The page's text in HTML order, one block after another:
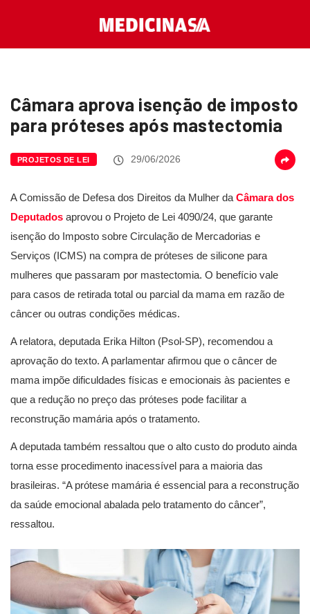
Câmara aprova isenção de imposto
para próteses após mastectomia
PROJETOS DE LEI 29/06/2026
A Comissão de Defesa dos Direitos da Mulher da Câmara dos
Deputados aprovou o Projeto de Lei 4090/24, que garante
isenção do Imposto sobre Circulação de Mercadorias e
Serviços (ICMS) na compra de próteses de silicone para
mulheres que passaram por mastectomia. O benefício vale
para casos de retirada total ou parcial da mama em razão de
câncer ou outras condições médicas.
A relatora, deputada Erika Hilton (Psol-SP), recomendou a
aprovação do texto. A parlamentar afirmou que o câncer de
mama impõe dificuldades físicas e emocionais às pacientes e
que a redução no preço das próteses pode facilitar a
reconstrução mamária após o tratamento.
A deputada também ressaltou que o alto custo do produto ainda
torna esse procedimento inacessível para a maioria das
brasileiras. “A prótese mamária é essencial para a reconstrução
da saúde emocional abalada pelo tratamento do câncer”,
ressaltou.